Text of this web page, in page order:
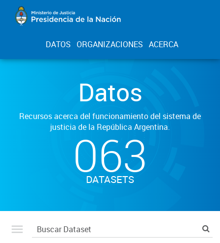
DATOS ORGANIZACIONES ACERCA
Datos
Recursos acerca del funcionamiento del sistema de
justicia de la República Argentina.
063
DATASETS